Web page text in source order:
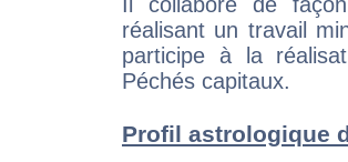
réalisant un travail
participe à la
Péchés capitaux.
Profil astrologique